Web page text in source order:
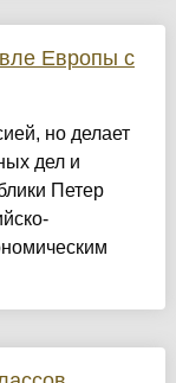
Европы с
но делает
дел и
Петер